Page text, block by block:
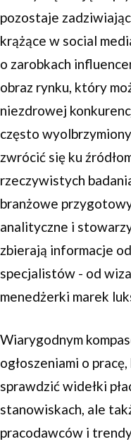
pozostaje
krążące w social
o zarobkach
obraz rynku, który
niezdrowej
często
zwrócić się ku
rzeczywistych
branżowe
analityczne i
zbierają informacje
specjalistów - od
menedżerki marek
Wiarygodnym
ogłoszeniami o
sprawdzić widełki
stanowiskach, ale
pracodawców i